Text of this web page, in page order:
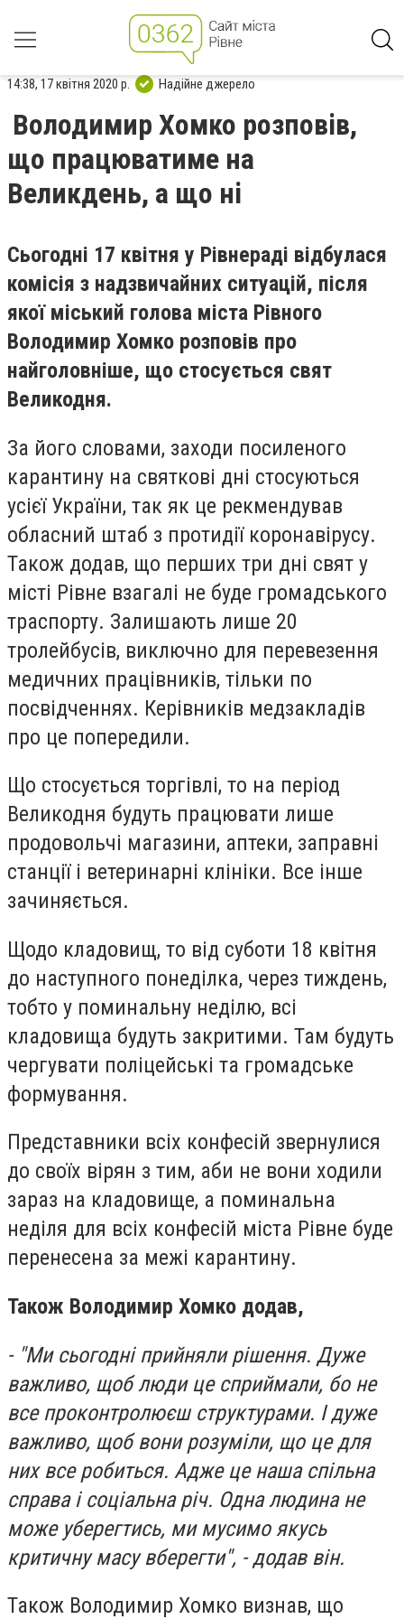
14:38, 17 квітня 2020 р. Надійне джерело
Володимир Хомко розповів,
що працюватиме на
Великдень, а що ні
Сьогодні 17 квітня у Рівнераді відбулася
комісія з надзвичайних ситуацій, після
якої міський голова міста Рівного
Володимир Хомко розповів про
найголовніше, що стосується свят
Великодня.
За його словами, заходи посиленого
карантину на святкові дні стосуються
усієї України, так як це рекмендував
обласний штаб з протидії коронавірусу.
Також додав, що перших три дні свят у
місті Рівне взагалі не буде громадського
траспорту. Залишають лише 20
тролейбусів, виключно для перевезення
медичних працівників, тільки по
посвідченнях. Керівників медзакладів
про це попередили.
Що стосується торгівлі, то на період
Великодня будуть працювати лише
продовольчі магазини, аптеки, заправні
станції і ветеринарні клініки. Все інше
зачиняється.
Щодо кладовищ, то від суботи 18 квітня
до наступного понеділка, через тиждень,
тобто у поминальну неділю, всі
кладовища будуть закритими. Там будуть
чергувати поліцейські та громадське
формування.
Представники всіх конфесій звернулися
до своїх вірян з тим, аби не вони ходили
зараз на кладовище, а поминальна
неділя для всіх конфесій міста Рівне буде
перенесена за межі карантину.
Також Володимир Хомко додав,
- "Ми сьогодні прийняли рішення. Дуже
важливо, щоб люди це сприймали, бо не
все проконтролюєш структурами. І дуже
важливо, щоб вони розуміли, що це для
них все робиться. Адже це наша спільна
справа і соціальна річ. Одна людина не
може уберегтись, ми мусимо якусь
критичну масу вберегти", - додав він.
Також Володимир Хомко визнав, що